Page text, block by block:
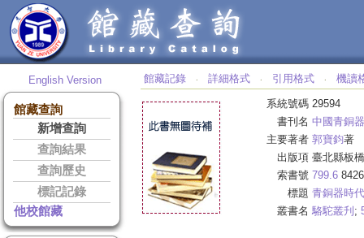
English Version
館藏查詢
新增查詢
查詢結果
查詢歷史
標記記錄
他校館藏
館藏記錄 ‧ 詳細格式 ‧ 引用格式 ‧ 機讀
系統號碼 29594
書刊名 中國青銅
主要著者 郭寶鈞著
出版項 臺北縣板
索書號 799.6 8426
標題 青銅器時代
叢書名 駱駝叢刋 ;